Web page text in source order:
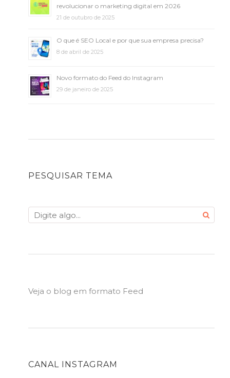
revolucionar o marketing digital em 2026
21 de outubro de 2025
O que é SEO Local e por que sua empresa precisa?
8 de abril de 2025
Novo formato do Feed do Instagram
29 de janeiro de 2025
PESQUISAR TEMA
Veja o blog em formato Feed
CANAL INSTAGRAM